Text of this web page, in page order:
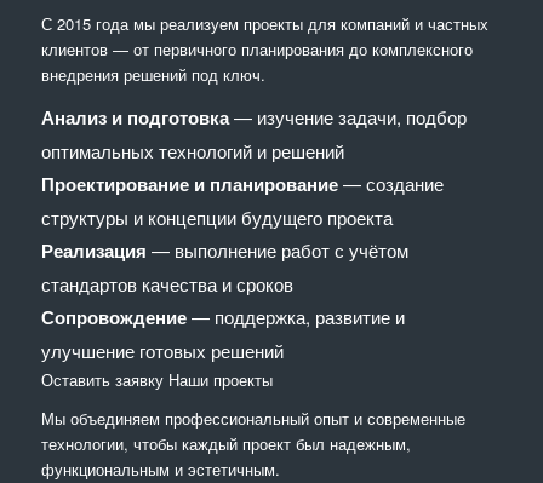
С 2015 года мы реализуем проекты для компаний и частных
клиентов — от первичного планирования до комплексного
внедрения решений под ключ.
Анализ и подготовка— изучение задачи, подбор
оптимальных технологий и решений
Проектирование и планирование— создание
структуры и концепции будущего проекта
Реализация — выполнение работ с учётом
стандартов качества и сроков
Сопровождение— поддержка, развитие и
улучшение готовых решений
Оставить заявку Наши проекты
Мы объединяем профессиональный опыт и современные
технологии, чтобы каждый проект был надежным,
функциональным и эстетичным.